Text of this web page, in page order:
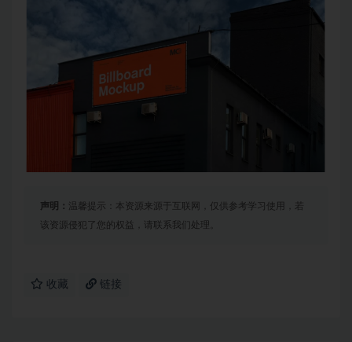
声明： 温馨提示：本资源来源于互联网，仅供参考学习使用，若
该资源侵犯了您的权益，请联系我们处理。
收藏 链接